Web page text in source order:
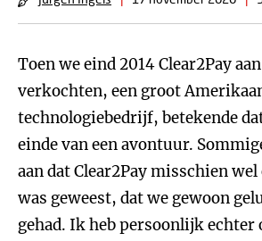
Toen we eind 2014 Clear2Pay
verkochten, een groot
technologiebedrijf, betekende
einde van een avontuur.
aan dat Clear2Pay misschien
was geweest, dat we gewoon
gehad. Ik heb persoonlijk echter